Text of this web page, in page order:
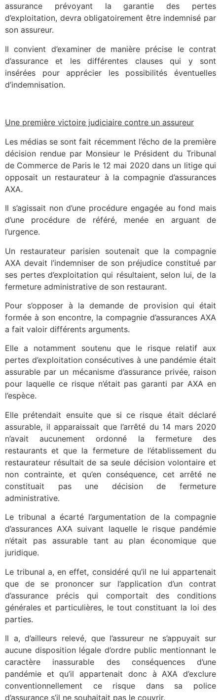
assurance prévoyant la garantie des pertes
d’exploitation, devra obligatoirement être indemnisé par
son assureur.
Il convient d’examiner de manière précise le contrat
d’assurance et les différentes clauses qui y sont
insérées pour apprécier les possibilités éventuelles
d’indemnisation.
Une première victoire judiciaire contre un assureur
Les médias se sont fait récemment l’écho de la première
décision rendue par Monsieur le Président du Tribunal
de Commerce de Paris le 12 mai 2020 dans un litige qui
opposait un restaurateur à la compagnie d’assurances
AXA.
Il s’agissait non d’une procédure engagée au fond mais
d’une procédure de référé, menée en arguant de
l’urgence.
Un restaurateur parisien soutenait que la compagnie
AXA devait l’indemniser de son préjudice constitué par
ses pertes d’exploitation qui résultaient, selon lui, de la
fermeture administrative de son restaurant.
Pour s’opposer à la demande de provision qui était
formée à son encontre, la compagnie d’assurances AXA
a fait valoir différents arguments.
Elle a notamment soutenu que le risque relatif aux
pertes d’exploitation consécutives à une pandémie était
assurable par un mécanisme d’assurance privée, raison
pour laquelle ce risque n’était pas garanti par AXA en
l’espèce.
Elle prétendait ensuite que si ce risque était déclaré
assurable, il apparaissait que l’arrêté du 14 mars 2020
n’avait aucunement ordonné la fermeture des
restaurants et que la fermeture de l’établissement du
restaurateur résultait de sa seule décision volontaire et
non contrainte, et qu’en conséquence, cet arrêté ne
constituait pas une décision de fermeture
administrative.
Le tribunal a écarté l’argumentation de la compagnie
d’assurances AXA suivant laquelle le risque pandémie
n’était pas assurable tant au plan économique que
juridique.
Le tribunal a, en effet, considéré qu’il ne lui appartenait
que de se prononcer sur l’application d’un contrat
d’assurance précis qui comportait des conditions
générales et particulières, le tout constituant la loi des
parties.
Il a, d’ailleurs relevé, que l’assureur ne s’appuyait sur
aucune disposition légale d’ordre public mentionnant le
caractère inassurable des conséquences d’une
pandémie et qu’il appartenait donc à AXA d’exclure
conventionnellement ce risque dans sa police
d’assurance s’il ne souhaitait pas le couvrir.